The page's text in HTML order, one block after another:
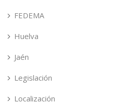
FEDEMA
Huelva
Jaén
Legislación
Localización